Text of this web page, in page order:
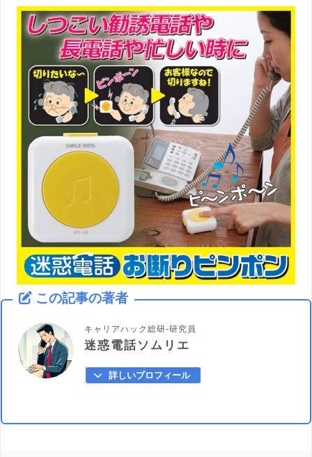
この記事の著者
キャリアハック総研-研究員
迷惑電話ソムリエ
詳しいプロフィール